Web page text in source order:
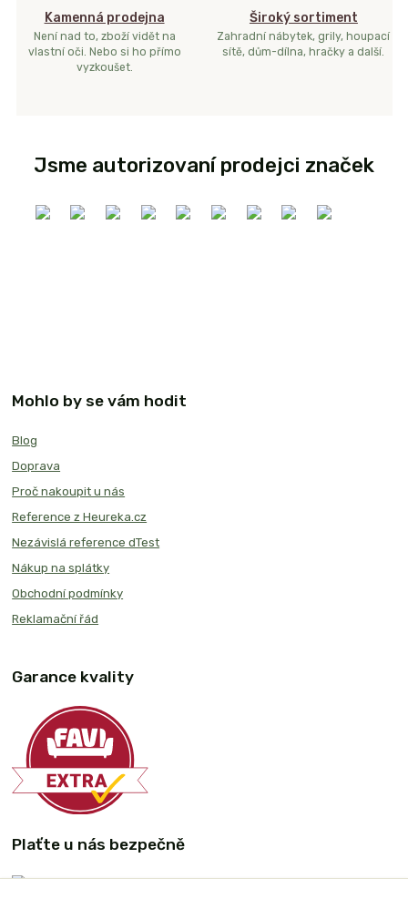
Kamenná prodejna
Není nad to, zboží vidět na
vlastní oči. Nebo si ho přímo
vyzkoušet.
Široký sortiment
Zahradní nábytek, grily, houpací
sítě, dům-dílna, hračky a další.
Jsme autorizovaní prodejci značek
Mohlo by se vám hodit
Blog
Doprava
Proč nakoupit u nás
Reference z Heureka.cz
Nezávislá reference dTest
Nákup na splátky
Obchodní podmínky
Reklamační řád
Garance kvality
Plaťte u nás bezpečně